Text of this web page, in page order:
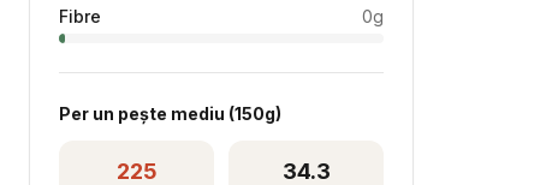
Fibre 0g
Per un pește mediu (150g)
225 34.3